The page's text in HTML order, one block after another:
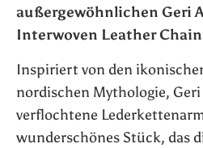
außergewöhnlichen Geri
Interwoven Leather
Inspiriert von den
nordischen Mythologie,
verflochtene
wunderschönes Stück, das